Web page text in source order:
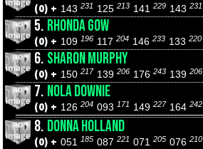
(0) + 143 231 125 213 141 229 143 231
5. RHONDA GOW
(0) + 109 196 117 204 146 233 133 220
6. SHARON MURPHY
(0) + 150 217 139 206 176 243 139 206
7. NOLA DOWNIE
(0) + 126 204 093 171 149 227 164 242
8. DONNA HOLLAND
(0) + 051 185 087 221 071 205 076 210